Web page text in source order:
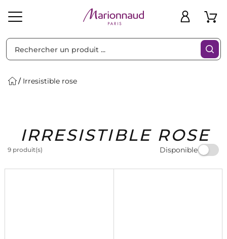
Solaire Homme Marques Idées
Cadeaux
Bons
Plans
Irresistible rose
IRRESISTIBLE ROSE
9 produit(s) Disponible
Filtres